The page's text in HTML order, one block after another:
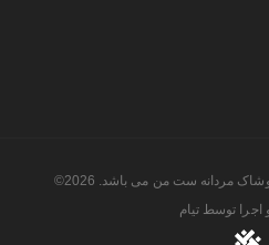
مردانه ست من می باشد. 2026©
توسط تیام